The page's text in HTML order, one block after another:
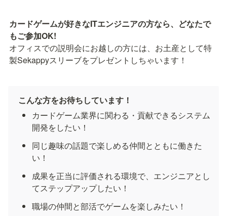
カードゲームが好きなITエンジニアの方なら、どなたで
オフィスでの説明会にお越しの方には、お土産として特
製Sekappyスリーブをプレゼントしちゃいます！
こんな方をお待ちしています！
カードゲーム業界に関わる・貢献できるシステム
開発をしたい！
同じ趣味の話題で楽しめる仲間とともに働きた
い！
成果を正当に評価される環境で、エンジニアとし
てステップアップしたい！
職場の仲間と部活でゲームを楽しみたい！